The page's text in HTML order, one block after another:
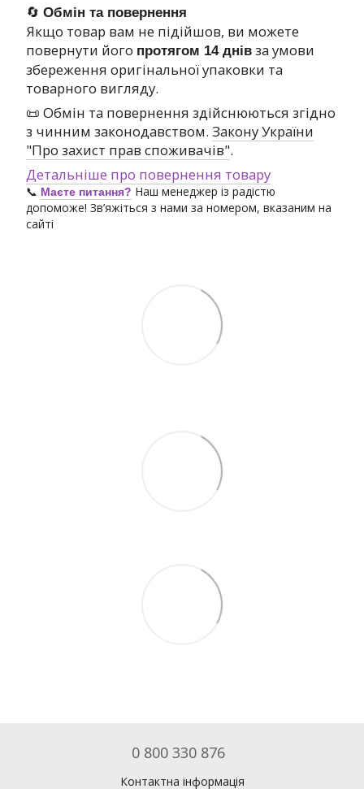
🔄 Обмін та повернення
Якщо товар вам не підійшов, ви можете
повернути його протягом 14 днів за умови
збереження оригінальної упаковки та
товарного вигляду.
📜 Обмін та повернення здійснюються згідно
з чинним законодавством. Закону України
"Про захист прав споживачів".
Детальніше про повернення товару
📞 Маєте питання? Наш менеджер із радістю
допоможе! Зв’яжіться з нами за номером, вказаним на
сайті
0 800 330 876
Контактна інформація